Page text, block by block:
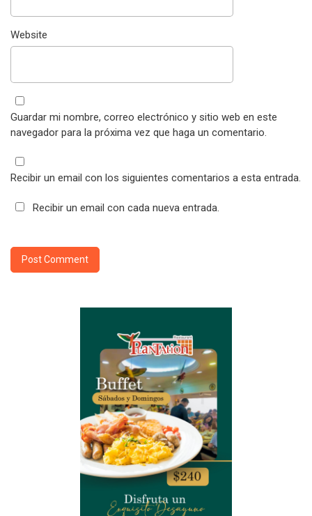
Website
Guardar mi nombre, correo electrónico y sitio web en este
navegador para la próxima vez que haga un comentario.
Recibir un email con los siguientes comentarios a esta entrada.
Recibir un email con cada nueva entrada.